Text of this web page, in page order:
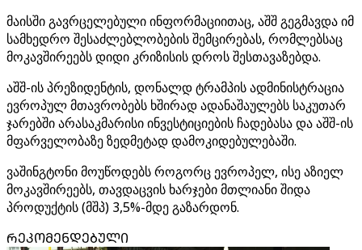
მაისში გავრცელებული ინფორმაციითაც, აშშ გეგმავდა იმ
სამხედრო შესაძლებლობების შემცირებას, რომლებსაც
მოკავშირეებს დიდი კრიზისის დროს შესთავაზებდა.
აშშ-ის პრეზიდენტის, დონალდ ტრამპის ადმინისტრაცია
ევროპულ მთავრობებს ხშირად ადანაშაულებს საკუთარ
ჯარებში არასაკმარისი ინვესტიციების ჩადებასა და აშშ-ის
მფარველობაზე ზედმეტად დამოკიდებულებაში.
ვაშინგტონი მოუწოდებს როგორც ევროპელ, ისე აზიელ
მოკავშირეებს, თავდაცვის ხარჯები მთლიანი შიდა
პროდუქტის (მშპ) 3,5%-მდე გაზარდონ.
ᲠᲔᲙᲝᲛᲔᲜᲓᲔᲑᲣᲚᲘ